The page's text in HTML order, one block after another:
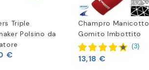
Triple
Polsino da
€
Champro Manicotto
Gomito Imbottito
(3)
13,18 €